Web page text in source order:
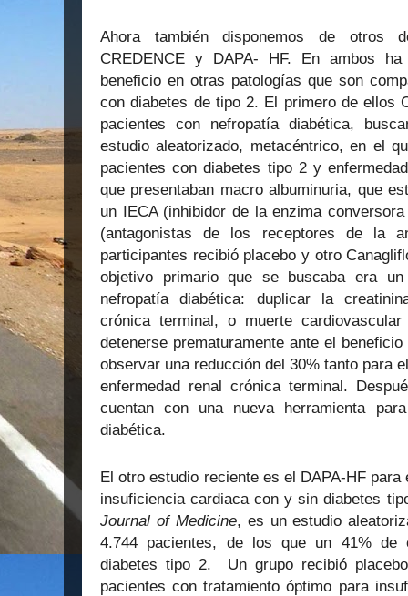
Ahora también disponemos de otros
CREDENCE y DAPA- HF. En ambos
beneficio en otras patologías que son
con diabetes de tipo 2. El primero de ellos
pacientes con nefropatía diabética,
estudio aleatorizado, metacéntrico, en el
pacientes con diabetes tipo 2 y
que presentaban macro albuminuria, que
un IECA (inhibidor de la enzima
(antagonistas de los receptores de la
participantes recibió placebo y otro
objetivo primario que se buscaba era
nefropatía diabética: duplicar la
crónica terminal, o muerte
detenerse prematuramente ante el
observar una reducción del 30% tanto para
enfermedad renal crónica terminal.
cuentan con una nueva herramienta
diabética.
El otro estudio reciente es el DAPA-HF
insuficiencia cardiaca con y sin diabetes
Journal of Medicine, es un estudio
4.744 pacientes, de los que un 41% de
diabetes tipo 2.
Un grupo recibió
pacientes con tratamiento óptimo para